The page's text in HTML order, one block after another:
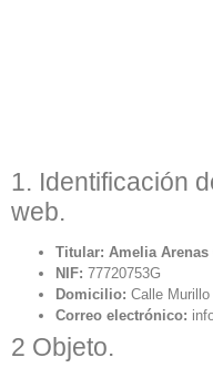
1. Identificación
web.
Titular: Amelia Arenas
NIF: 77720753G
Domicilio: Calle
Correo electrónico:
2 Objeto.